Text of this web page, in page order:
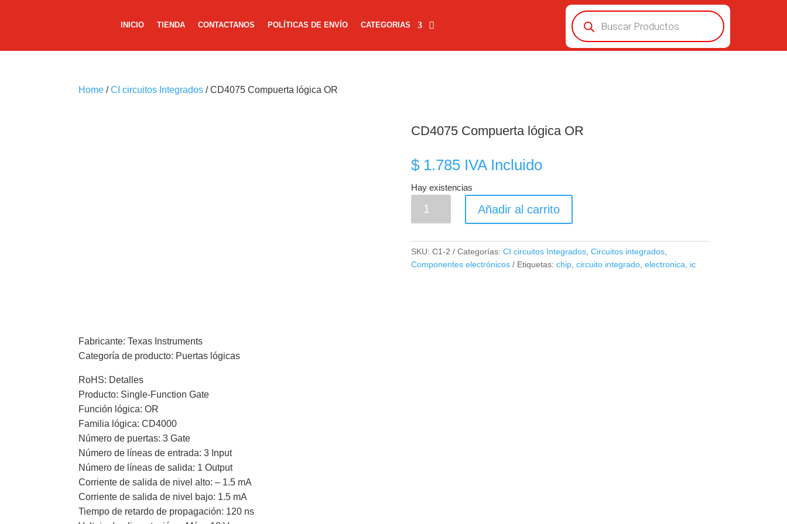
INICIO TIENDA CONTACTANOS POLÍTICAS DE ENVÍO CATEGORIAS
Búsqueda
de
productos
Home /CI circuitos Integrados / CD4075 Compuerta lógica OR
CD4075 Compuerta lógica OR
$1.785 IVA Incluido
Hay existencias
Compuerta
cantidad
Añadir al carrito
SKU: C1-2 Categorías: CI circuitos Integrados, Circuitos integrados,
Componentes electrónicos
Etiquetas: chip, circuito integrado, electronica ic
Fabricante: Texas Instruments
Categoría de producto: Puertas lógicas
RoHS: Detalles
Producto: Single-Function Gate
Función lógica: OR
Familia lógica: CD4000
Número de puertas: 3 Gate
Número de líneas de entrada: 3 Input
Número de líneas de salida: 1 Output
Corriente de salida de nivel alto: – 1.5 mA
Corriente de salida de nivel bajo: 1.5 mA
Tiempo de retardo de propagación: 120 ns